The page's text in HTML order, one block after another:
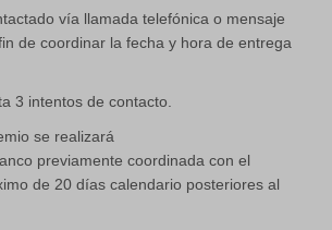
vía llamada telefónica o mensaje
de coordinar la fecha y hora de entrega
3 intentos de contacto.
se realizará
previamente coordinada con el
de 20 días calendario posteriores al